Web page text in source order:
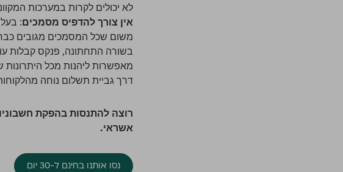
לא יכולים לקרות במערכות
אין צורך להדפיס מסמכים:
משום שכל המסמכים מגובים
בשורה התחתונה, פנקס קבלות
מאפשרות ליהנות מכל היתרונות
דרך גביית תשלום נוחה
רוצה להתנסות בהפקת
אשראי.
נסו אותנו בחינם ל-30 יום